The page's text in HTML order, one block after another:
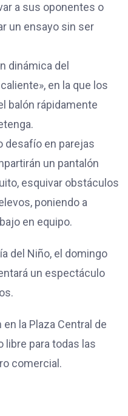
a sus oponentes o
un ensayo sin ser
dinámica del
en la que los
balón rápidamente
desafío en parejas
un pantalón
esquivar obstáculos
poniendo a
en equipo.
del Niño, el domingo
un espectáculo
la Plaza Central de
libre para todas las
comercial.